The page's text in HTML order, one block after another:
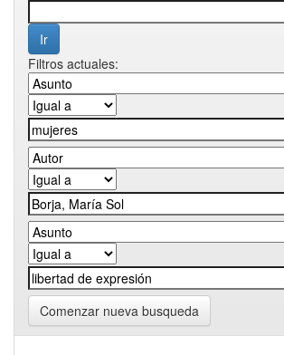
Filtros actuales:
Comenzar nueva busqueda